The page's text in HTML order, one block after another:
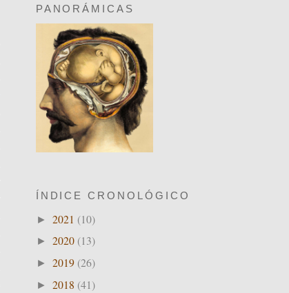
PANORÁMICAS
ÍNDICE CRONOLÓGICO
► 2021 (10)
► 2020 (13)
► 2019 (26)
► 2018 (41)